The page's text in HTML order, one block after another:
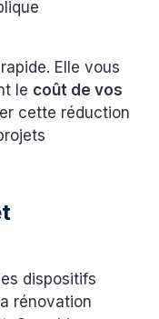
Elle vous
le coût de vos
cette réduction
dispositifs
rénovation